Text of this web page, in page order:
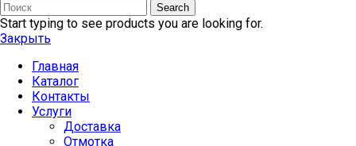
Search
Start typing to see products you are looking for.
Закрыть
Главная
Каталог
Контакты
Услуги
Доставка
Отмотка